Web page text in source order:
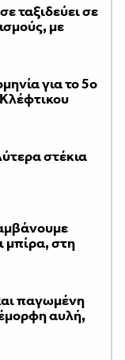
ταξιδεύει σε
με
για το 5ο
στέκια
μπίρα, στη
παγωμένη
αυλή,